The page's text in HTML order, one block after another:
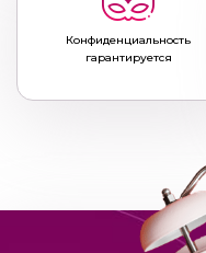
Конфиденциальность
гарантируется